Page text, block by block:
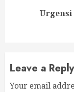
Urgensi
Leave a Reply
Your email